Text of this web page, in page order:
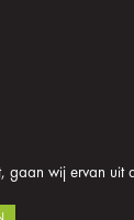
wij ervan uit